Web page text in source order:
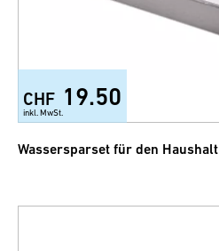
CHF 19.50
inkl. MwSt.
Wassersparset für den Haushalt